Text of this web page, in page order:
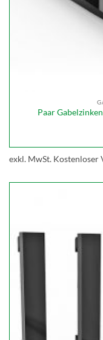
Paar
exkl. MwSt. Kostenloser